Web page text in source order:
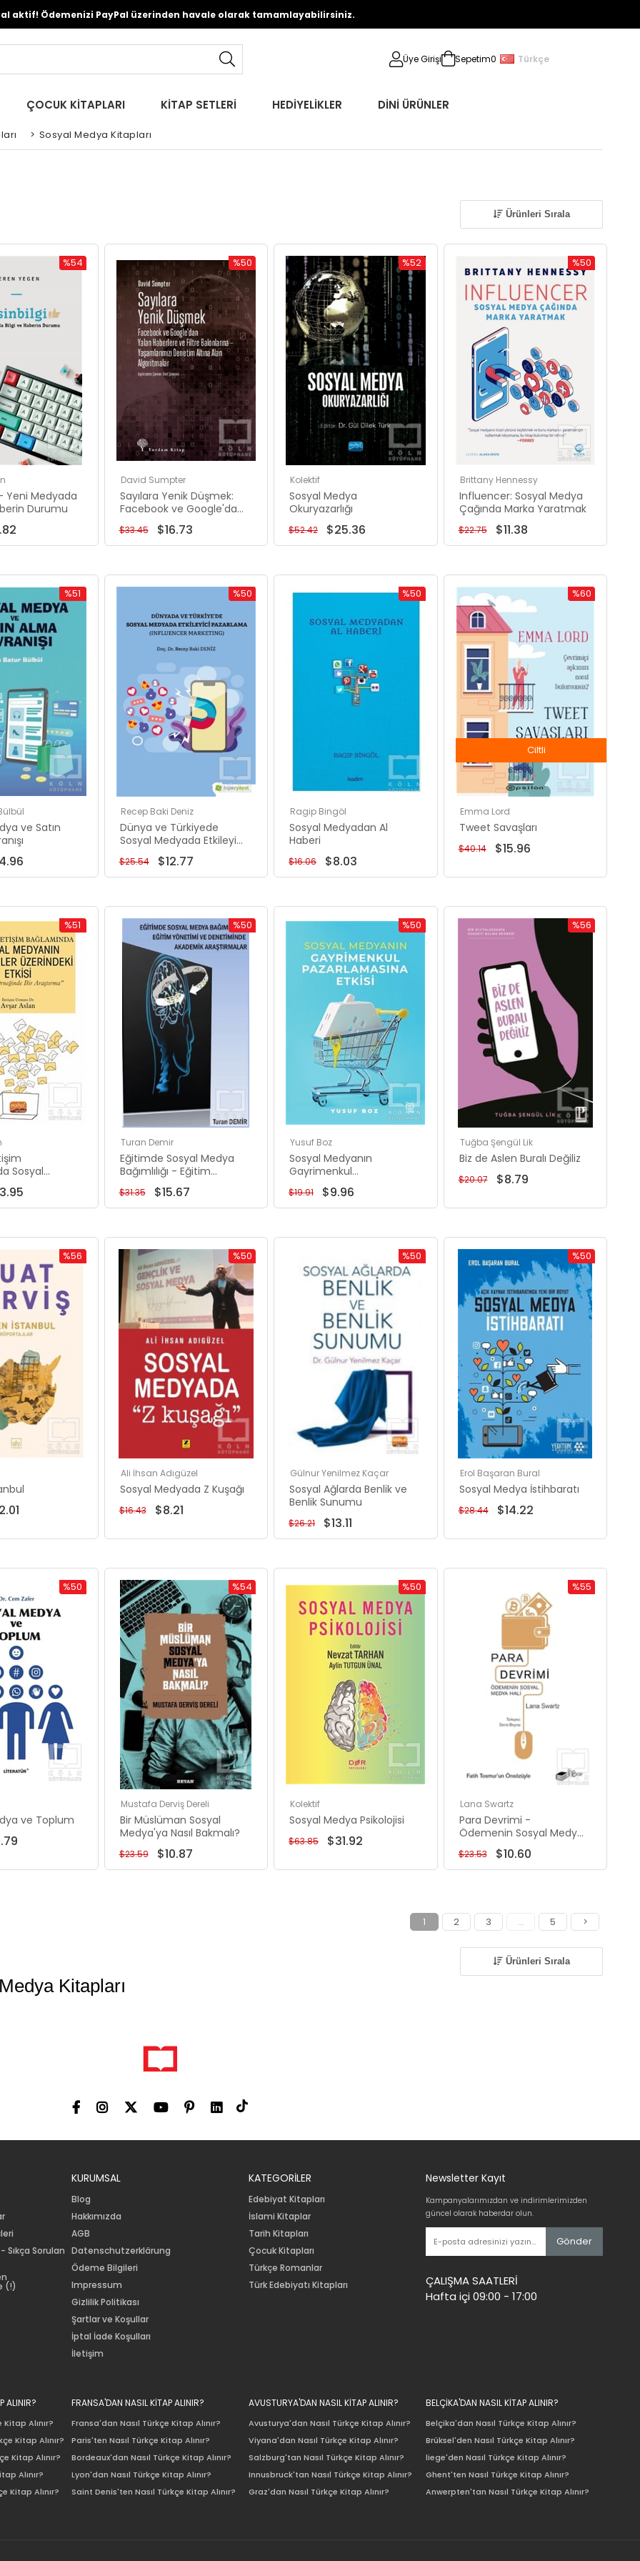
aktif! Ödemenizi PayPal üzerinden havale olarak tamamlayabilirsiniz.
Üye Girişi Sepetim0 Türkçe
ÇOCUK KİTAPLARI KİTAP SETLERİ HEDİYELİKLER DİNİ ÜRÜNLER
> Sosyal Medya Kitapları
Ürünleri Sırala
Yeni Medyada
Durumu
%54
David Sumpter
Sayılara Yenik Düşmek:
Facebook ve Google'dan
Yalan Haberlere ve Filtre
Balonlarına -
Yaşamlarımızı Denetim
$16.73
$33.45
%50
İndirim
%50İndirim
Kolektif
Sosyal Medya
Okuryazarlığı
$25.36
$52.42
%52
İndirim
%52İndirim
Brittany Hennessy
Influencer: Sosyal Medya
Çağında Marka Yaratmak
$11.38
$22.75
%50
İndirim
%50İndirim
ve Satın
%51
İndirim
Recep Baki Deniz
Dünya ve Türkiyede
Sosyal Medyada Etkileyici
Pazarlama - Influencer
Marketing$12.77
$25.54
%50
%50İndirim
Ragip Bingöl
Sosyal Medyadan Al
Haberi
$8.03
$16.06
%50
%50İndirim
Emma Lord
Tweet Savaşları
$15.96
$40.14
%60
Ciltli
Sosyal
Seçmenler
- Kayseri
Bir Araş
%51
İndirim
%51İndirim
Turan Demir
Eğitimde Sosyal Medya
Bağımlılığı - Eğitim
Yönetimi ve
Denetiminde Akademik
Araştırmalar
$15.67
$31.35
%50
İndirim
%50İndirim
Yusuf Boz
Sosyal Medyanın
Gayrimenkul
Pazarlamasına Etkisi
$9.96
$19.91
%50
İndirim
%50İndirim
Tuğba Şengül Lik
Biz de Aslen Buralı Değiliz
$8.79
$20.07
%56
%56
Ali İhsan Adıgüzel
Sosyal Medyada Z Kuşağı
$8.21
$16.43
%50
İndirim
%50İndirim
Gülnur Yenilmez Kaçar
Sosyal Ağlarda Benlik ve
Benlik Sunumu
$13.11
$26.21
%50
İndirim
Erol Başaran Bural
Sosyal Medya İstihbaratı
$14.22
$28.44
%50
İndirim
%50İndirim
ve Toplum
%50
%50İndirim
Mustafa Derviş Dereli
Bir Müslüman Sosyal
Medya'ya Nasıl Bakmalı?
$10.87
$23.59
%54
İndirim
%54İndirim
Kolektif
Sosyal Medya Psikolojisi
$31.92
$63.85
%50
İndirim
%50İndirim
Lana Swartz
Para Devrimi -
Ödemenin Sosyal Medya
$10.60
$23.53
%55
1 2 3 ... 5 >
Ürünleri Sırala
Kitapları
Sıkça Sorulan
(!)
KURUMSAL
Blog
Hakkımızda
AGB
Datenschutzerklärung
Ödeme Bilgileri
Impressum
Gizlilik Politikası
Şartlar ve Koşullar
İptal İade Koşulları
İletişim
KATEGORİLER
Edebiyat Kitapları
İslami Kitaplar
Tarih Kitapları
Çocuk Kitapları
Türkçe Romanlar
Türk Edebiyatı Kitapları
Newsletter Kayıt
Kampanyalarımızdan ve indirimlerimizden
güncel olarak haberdar olun.
Gönder
ÇALIŞMA SAATLERİ
Hafta içi 09:00 - 17:00
ALINIR?
Alınır?
Kitap Alınır?
Kitap Alınır?
Alınır?
Kitap Alınır?
FRANSA'DAN NASIL KİTAP ALINIR?
Fransa'dan Nasıl Türkçe Kitap Alınır?
Paris'ten Nasıl Türkçe Kitap Alınır?
Bordeaux'dan Nasıl Türkçe Kitap Alınır?
Lyon'dan Nasıl Türkçe Kitap Alınır?
Saint Denis'ten Nasıl Türkçe Kitap Alınır?
AVUSTURYA'DAN NASIL KİTAP ALINIR?
Avusturya'dan Nasıl Türkçe Kitap Alınır?
Viyana'dan Nasıl Türkçe Kitap Alınır?
Salzburg'tan Nasıl Türkçe Kitap Alınır?
Innusbruck'tan Nasıl Türkçe Kitap Alınır?
Graz'dan Nasıl Türkçe Kitap Alınır?
BELÇİKA'DAN NASIL KİTAP ALINIR?
Belçika'dan Nasıl Türkçe Kitap Alınır?
Brüksel'den Nasıl Türkçe Kitap Alınır?
liege'den Nasıl Türkçe Kitap Alınır?
Ghent'ten Nasıl Türkçe Kitap Alınır?
Anwerpten'tan Nasıl Türkçe Kitap Alınır?